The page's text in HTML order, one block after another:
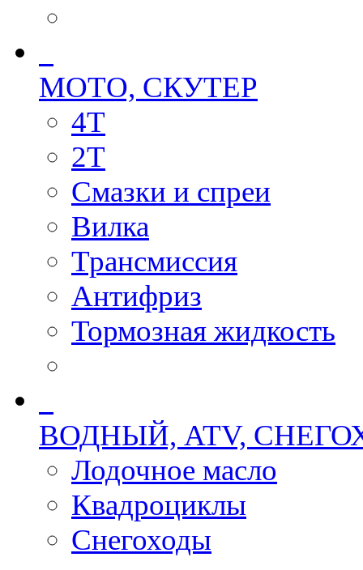
МОТО, СКУТЕР
4T
2T
Смазки и спреи
Вилка
Трансмиссия
Антифриз
Тормозная жидкость
ВОДНЫЙ, ATV,
Лодочное масло
Квадроциклы
Снегоходы